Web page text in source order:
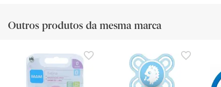
Outros produtos da mesma marca